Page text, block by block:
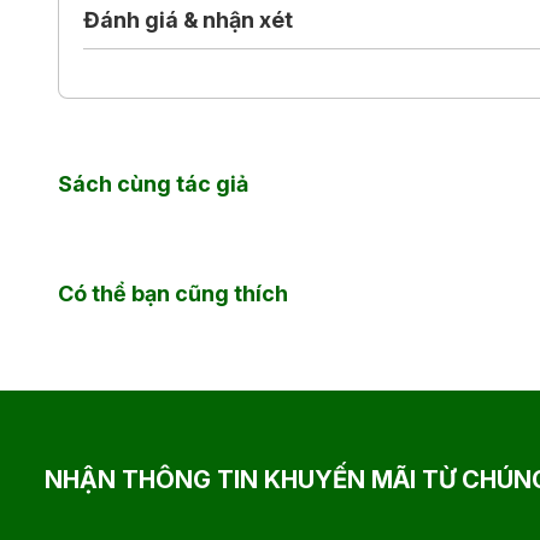
của nam tài tử Oguri Shun.
Đánh giá & nhận xét
Sách cùng tác giả
Có thể bạn cũng thích
NHẬN THÔNG TIN KHUYẾN MÃI TỪ